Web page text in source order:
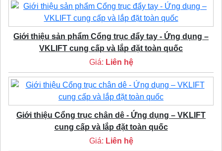
Giới thiệu sản phẩm Cổng trục đẩy tay - Ứng dụng –
VKLIFT cung cấp và lắp đặt toàn quốc
Giá: Liên hệ
Giới thiệu Cổng trục chân dê - Ứng dụng – VKLIFT
cung cấp và lắp đặt toàn quốc
Giá: Liên hệ